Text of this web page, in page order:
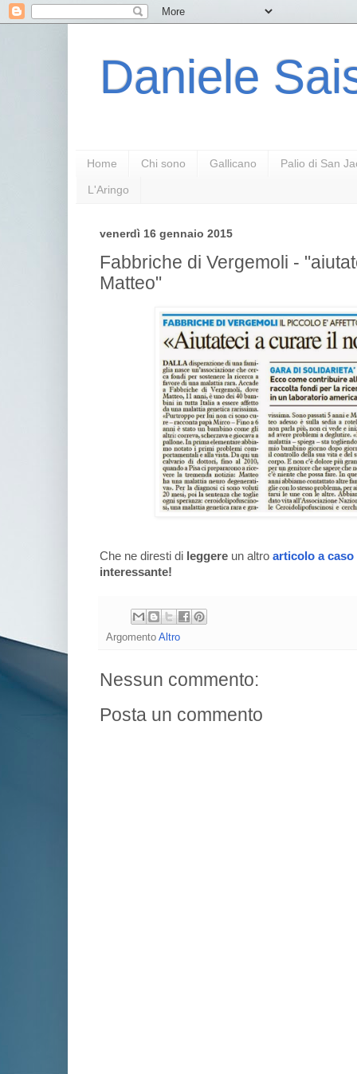
Daniele
Home Chi sono Gallicano Palio di San
L'Aringo
venerdì 16 gennaio 2015
Fabbriche di Vergemoli -
Matteo"
Che ne diresti di leggere un altro articolo a caso
interessante!
Argomento Altro
Nessun commento:
Posta un commento